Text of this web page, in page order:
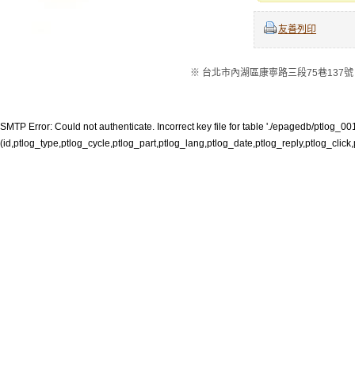
友善列印
※ 台北市內湖區康寧路三段75巷137
SMTP Error: Could not authenticate. Incorrect key file for table './epagedb/